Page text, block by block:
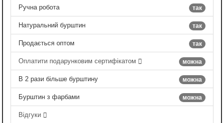
так
Ручна робота
так
Натуральний бурштин
так
Продається оптом
можна
Оплатити подарунковим сертифікатом
можна
В 2 рази більше бурштину
можна
Бурштин з фарбами
Відгуки